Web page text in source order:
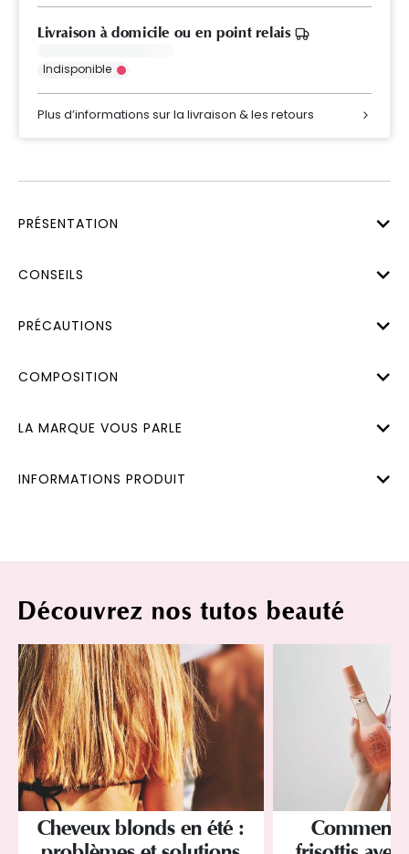
Livraison à domicile ou en point relais
Indisponible
Plus d’informations sur la livraison & les retours
PRÉSENTATION
CONSEILS
PRÉCAUTIONS
COMPOSITION
LA MARQUE VOUS PARLE
INFORMATIONS PRODUIT
Découvrez nos tutos beauté
Cheveux blonds en été :
Comment